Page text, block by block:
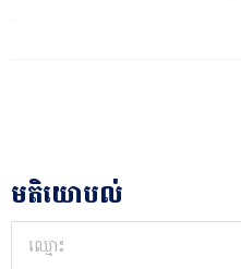
មតិយោបល់